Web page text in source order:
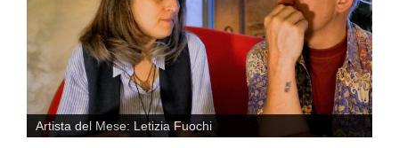
Artista del Mese: Letizia Fuochi